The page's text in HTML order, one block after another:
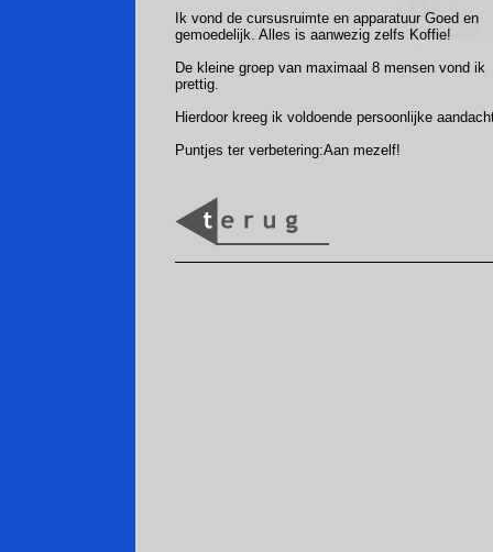
Ik vond de cursusruimte en apparatuur Goed en
gemoedelijk. Alles is aanwezig zelfs Koffie!
De kleine groep van maximaal 8 mensen vond ik
prettig.
Hierdoor kreeg ik voldoende persoonlijke
Puntjes ter verbetering:Aan mezelf!